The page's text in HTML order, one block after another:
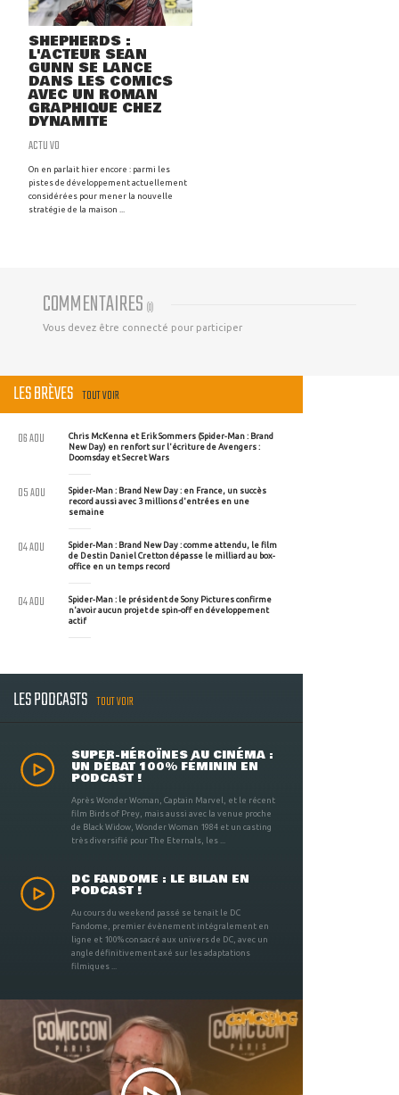
SHEPHERDS :
L'ACTEUR SEAN
GUNN SE LANCE
DANS LES COMICS
AVEC UN ROMAN
GRAPHIQUE CHEZ
DYNAMITE
ACTU VO
On en parlait hier encore : parmi les
pistes de développement actuellement
considérées pour mener la nouvelle
stratégie de la maison ...
COMMENTAIRES (0)
Vous devez être connecté pour participer
LES BRÈVES TOUT VOIR
Chris McKenna et Erik Sommers (Spider-Man : Brand
New Day) en renfort sur l'écriture de Avengers :
Doomsday et Secret Wars
06 AOU
Spider-Man : Brand New Day : en France, un succès
record aussi avec 3 millions d'entrées en une
semaine
05 AOU
Spider-Man : Brand New Day : comme attendu, le film
de Destin Daniel Cretton dépasse le milliard au box-
office en un temps record
04 AOU
Spider-Man : le président de Sony Pictures confirme
n'avoir aucun projet de spin-off en développement
actif
04 AOU
LES PODCASTS TOUT VOIR
SUPER-HÉROÏNES AU CINÉMA :
UN DÉBAT 100% FÉMININ EN
PODCAST !
Après Wonder Woman, Captain Marvel, et le récent
film Birds of Prey, mais aussi avec la venue proche
de Black Widow, Wonder Woman 1984 et un casting
très diversifié pour The Eternals, les ...
DC FANDOME : LE BILAN EN
PODCAST !
Au cours du weekend passé se tenait le DC
Fandome, premier évènement intégralement en
ligne et 100% consacré aux univers de DC, avec un
angle définitivement axé sur les adaptations
filmiques ...